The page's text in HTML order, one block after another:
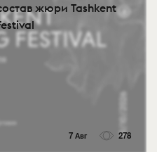
жюри Tashkent
7 Авг 278